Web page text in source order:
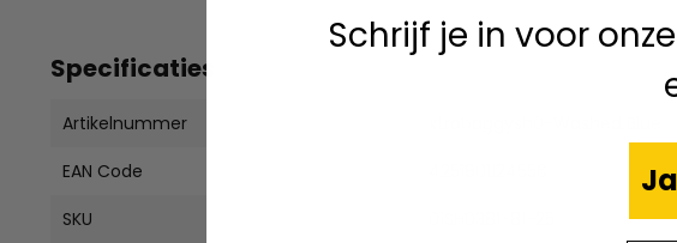
Specificaties
Artikelnummer
EAN Code
SKU
Schrijf je in voor